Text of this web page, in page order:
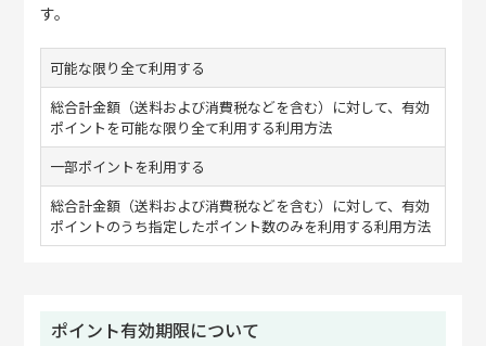
す。
可能な限り全て利用する
総合計金額（送料および消費税などを含む）に対して、有効
ポイントを可能な限り全て利用する利用方法
一部ポイントを利用する
総合計金額（送料および消費税などを含む）に対して、有効
ポイントのうち指定したポイント数のみを利用する利用方法
ポイント有効期限について